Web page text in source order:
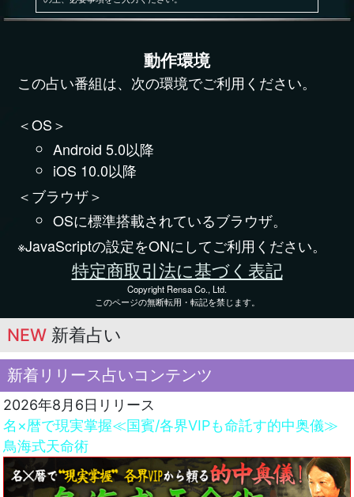
動作環境
この占い番組は、次の環境でご利用ください。
＜OS＞
Android 5.0以降
iOS 10.0以降
＜ブラウザ＞
OSに標準搭載されているブラウザ。
※JavaScriptの設定をONにしてご利用ください。
特定商取引法に基づく表記
Copyright Rensa Co., Ltd.
このページの無断転用・転記を禁じます。
NEW新着占い
新着リリース占いコンテンツ
2026年8月6日リリース
名×暦で現実掌握≪国賓/各界VIPも命託す的中奥儀≫
鳥海式天命術